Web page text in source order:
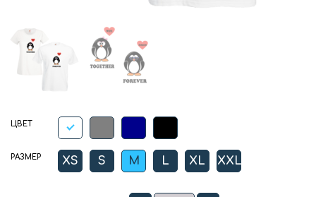
ЦВЕТ
РАЗМЕР XS S M L XL XXL